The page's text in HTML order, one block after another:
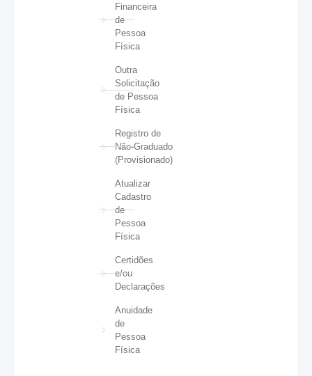
Financeira
de
Pessoa
Física
Outra
Solicitação
de Pessoa
Física
Registro de
Não-Graduado
(Provisionado)
Atualizar
Cadastro
de
Pessoa
Física
Certidões
e/ou
Declarações
Anuidade
de
Pessoa
Física